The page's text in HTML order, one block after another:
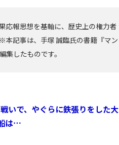
応報思想を基軸に、歴史上の権力者
本記事は、手塚 誠臨氏の書籍『マン
集したものです。
いで、やぐらに鉄張りをした大
は…